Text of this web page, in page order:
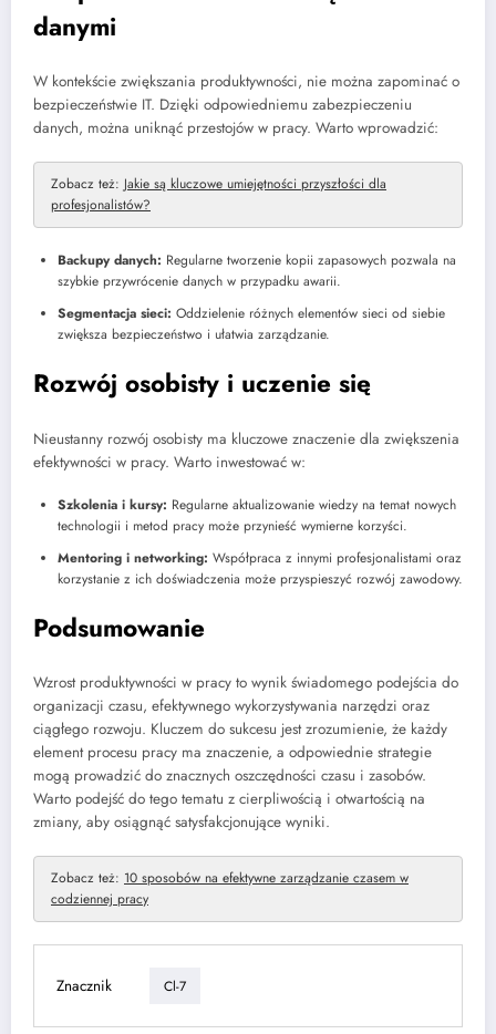
danymi
W kontekście zwiększania produktywności, nie można zapominać o
bezpieczeństwie IT. Dzięki odpowiedniemu zabezpieczeniu
danych, można uniknąć przestojów w pracy. Warto wprowadzić:
Zobacz też: Jakie są kluczowe umiejętności przyszłości dla
profesjonalistów?
Backupy danych: Regularne tworzenie kopii zapasowych pozwala na
szybkie przywrócenie danych w przypadku awarii.
Segmentacja sieci: Oddzielenie różnych elementów sieci od siebie
zwiększa bezpieczeństwo i ułatwia zarządzanie.
Rozwój osobisty i uczenie się
Nieustanny rozwój osobisty ma kluczowe znaczenie dla zwiększenia
efektywności w pracy. Warto inwestować w:
Szkolenia i kursy: Regularne aktualizowanie wiedzy na temat nowych
technologii i metod pracy może przynieść wymierne korzyści.
Mentoring i networking: Współpraca z innymi profesjonalistami oraz
korzystanie z ich doświadczenia może przyspieszyć rozwój zawodowy.
Podsumowanie
Wzrost produktywności w pracy to wynik świadomego podejścia do
organizacji czasu, efektywnego wykorzystywania narzędzi oraz
ciągłego rozwoju. Kluczem do sukcesu jest zrozumienie, że każdy
element procesu pracy ma znaczenie, a odpowiednie strategie
mogą prowadzić do znacznych oszczędności czasu i zasobów.
Warto podejść do tego tematu z cierpliwością i otwartością na
zmiany, aby osiągnąć satysfakcjonujące wyniki.
Zobacz też: 10 sposobów na efektywne zarządzanie czasem w
codziennej pracy
Znacznik Cl-7